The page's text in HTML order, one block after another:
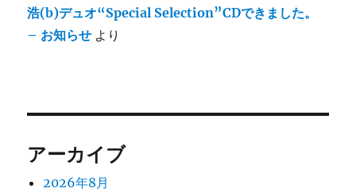
浩(b)デュオ“Special Selection”CDできました。
– お知らせ より
アーカイブ
2026年8月